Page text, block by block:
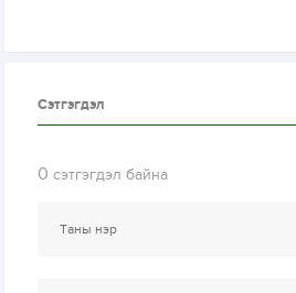
Сэтгэгдэл
0 сэтгэгдэл байна